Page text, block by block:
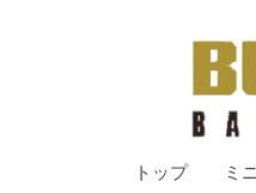
ブ
トップ ミ